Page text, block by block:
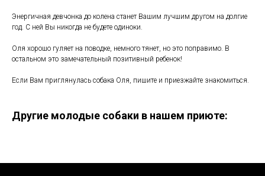
Энергичная девчонка до колена станет Вашим лучшим другом на долгие
год. С ней Вы никогда не будете одиноки.
Оля хорошо гуляет на поводке, немного тянет, но это поправимо. В
остальном это замечательный позитивный ребенок!
Если Вам приглянулась собака Оля, пишите и приезжайте знакомиться.
Другие молодые собаки в нашем приюте: